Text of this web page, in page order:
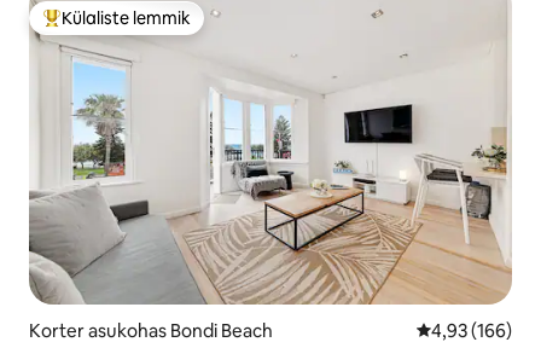
Külaliste suur lemmik
Külaliste lemmik
Korter asukohas Bondi Beach Keskmine
4,93 (166)